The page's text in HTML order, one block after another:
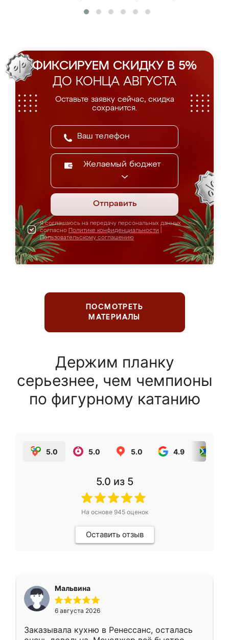
ФИКСИРУЕМ СКИДКУ В 5%
ДО КОНЦА АВГУСТА
Оставьте заявку сейчас, скидка
сохранится.
Желаемый бюджет
Отправить
Я соглашаюсь на передачу персональных данных
согласно Политике конфиденциальности
Пользовательскому соглашению
ПОСМОТРЕТЬ
МАТЕРИАЛЫ
Держим планку
серьезнее, чем чемпионы
по фигурному катанию
5.0 5.0 5.0 4.9
5.0 из 5
На основе 945оценок
Оставить отзыв
Мальвина
6 августа 2026
Заказывала кухню в Ренессанс, осталась